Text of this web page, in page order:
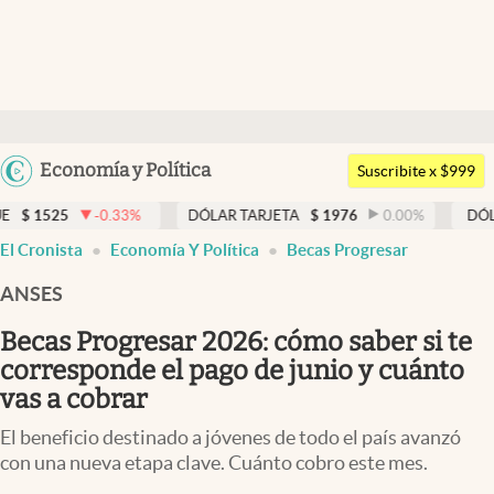
Argentina
Uruguay
Economía y Política
Members
Economía y Política
Finanzas y Mercados
Mercados Online
Negocios
Columnistas
Apertura
Suscribite x $999
DÓLAR TARJETA $ 1976 0.00% DÓLAR MEP
El Cronista Economía Y Política Becas Progresar
ANSES
Becas Progresar 2026: cómo saber si te
corresponde el pago de junio y cuánto
vas a cobrar
El beneficio destinado a jóvenes de todo el país avanzó
con una nueva etapa clave. Cuánto cobro este mes.